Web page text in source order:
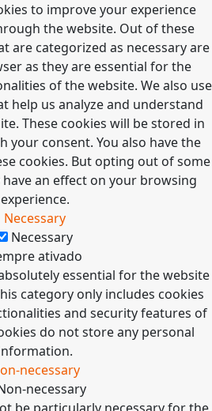
to improve your experience
the website. Out of these
are categorized as necessary are
as they are essential for the
of the website. We also use
help us analyze and understand
These cookies will be stored in
your consent. You also have the
cookies. But opting out of some
an effect on your browsing
experience.
Necessary
Necessary
ativado
essential for the website
category only includes cookies
and security features of
do not store any personal
necessary
necessary